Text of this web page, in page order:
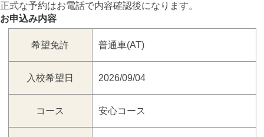
正式な予約はお電話で内容確認後になります。
お申込み内容
希望免許 普通車(AT)
入校希望日 2026/09/04
コース 安心コース